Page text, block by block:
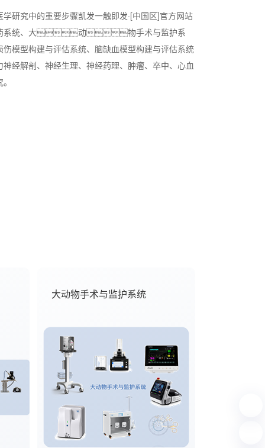
研究中的重要步骤凯发一触即发·[中国区]官方网站
药系统、大动物手术与监护系
模型构建与评估系统、脑缺血模型构建与评估系统
经解剖、神经生理、神经药理、肿瘤、卒中、心血
大动物手术与监护系统